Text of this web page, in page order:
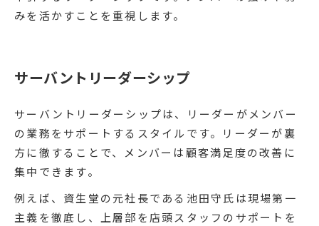
みを活かすことを重視します。
サーバントリーダーシップ
サーバントリーダーシップは、リーダーがメンバー
の業務をサポートするスタイルです。リーダーが裏
方に徹することで、メンバーは顧客満足度の改善に
集中できます。
例えば、資生堂の元社長である池田守氏は現場第一
主義を徹底し、上層部を店頭スタッフのサポートを